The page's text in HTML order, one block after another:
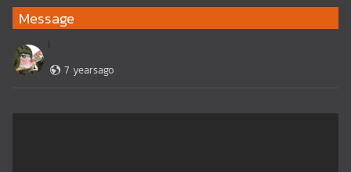
Message
7 yearsago